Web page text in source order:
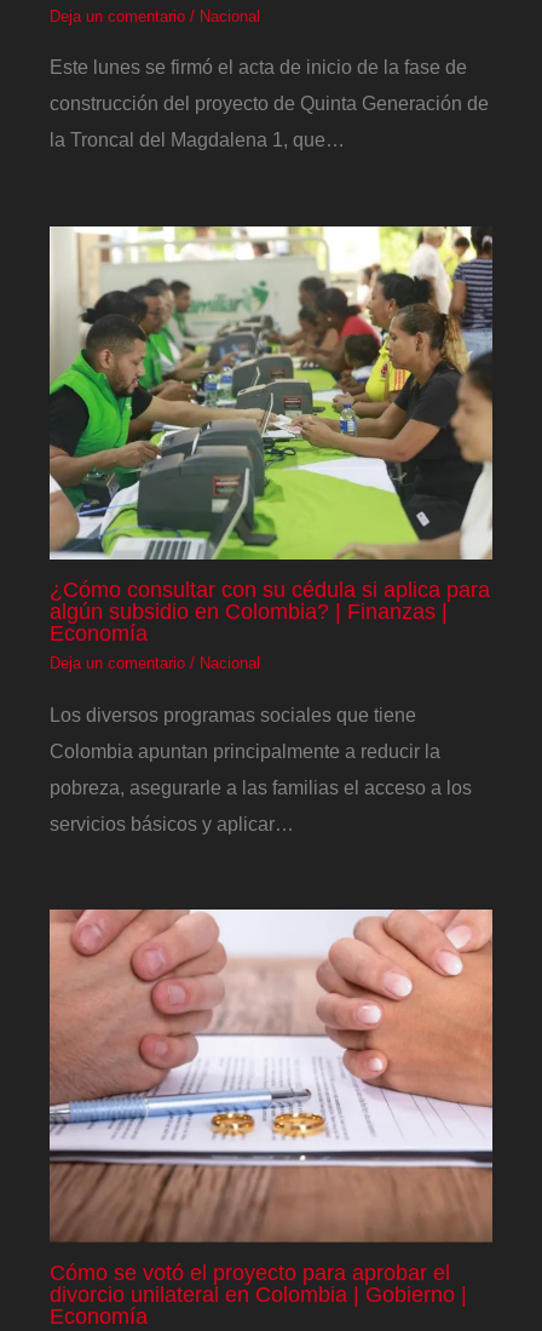
Deja un comentario / Nacional
Este lunes se firmó el acta de inicio de la fase de
construcción del proyecto de Quinta Generación de
la Troncal del Magdalena 1, que…
¿Cómo consultar con su cédula si aplica para
algún subsidio en Colombia? | Finanzas |
Economía
Deja un comentario / Nacional
Los diversos programas sociales que tiene
Colombia apuntan principalmente a reducir la
pobreza, asegurarle a las familias el acceso a los
servicios básicos y aplicar…
Cómo se votó el proyecto para aprobar el
divorcio unilateral en Colombia | Gobierno |
Economía